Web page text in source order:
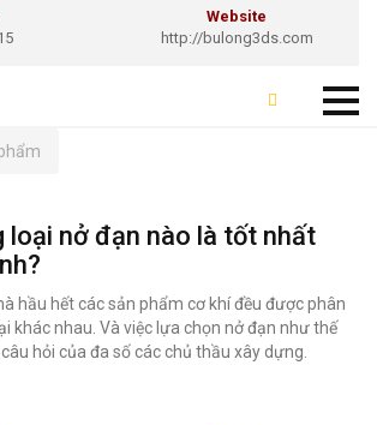
Website
http://bulong3ds.com
loại nở đạn nào là tốt nhất
hầu hết các sản phẩm cơ khí đều được phân
khác nhau. Và việc lựa chọn nở đạn như thế
hỏi của đa số các chủ thầu xây dựng.